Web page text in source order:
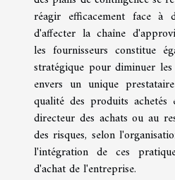
réagir efficacement face à
d'affecter la chaîne
les fournisseurs constitue
stratégique pour diminuer
envers un unique
qualité des produits
directeur des achats ou au
des risques, selon
l'intégration de ces
d'achat de l'entreprise.